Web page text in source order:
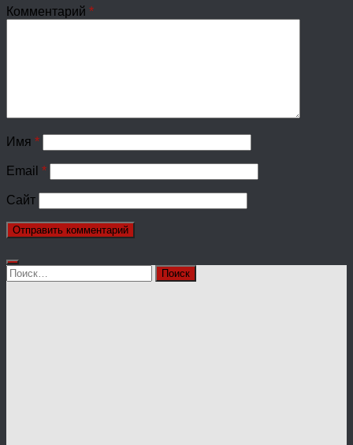
Комментарий *
Имя *
Email *
Сайт
Найти: